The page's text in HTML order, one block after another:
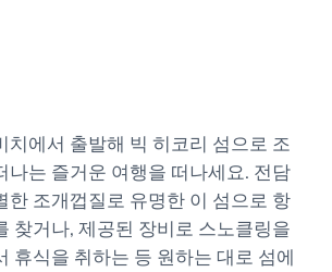
치에서 출발해 빅 히코리 섬으로 조
나는 즐거운 여행을 떠나세요. 전담
한 조개껍질로 유명한 이 섬으로 항
찾거나, 제공된 장비로 스노클링을
휴식을 취하는 등 원하는 대로 섬에